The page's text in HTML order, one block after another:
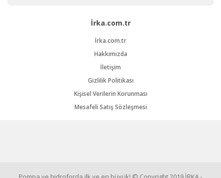
İrka.com.tr
İrka.com.tr
Hakkımızda
İletişim
Gizlilik Politikası
Kişisel Verilerin Korunması
Mesafeli Satış Sözleşmesi